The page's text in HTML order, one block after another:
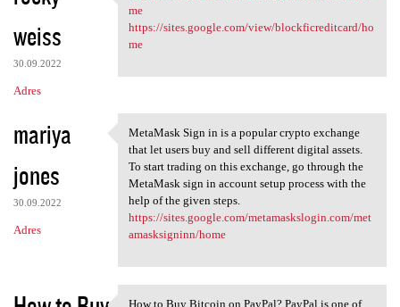
weiss
30.09.2022
Adres
https://sites.google.com/view
me
https://sites.google.com/view/blockficreditcard/ho
me
mariya
jones
30.09.2022
Adres
MetaMask Sign in is a popular
MetaMask Sign in is a popular crypto exchange
that let users buy and sell different digital assets.
To start trading on this exchange, go through the
MetaMask sign in account setup process with the
help of the given steps.
https://sites.google.com/metamaskslogin.com/met
amasksigninn/home
How to Buy Bitcoin on PayPal? PayPal is one of